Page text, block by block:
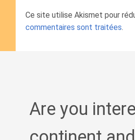
Ce site utilise Akismet pour
commentaires sont traitées.
Are you